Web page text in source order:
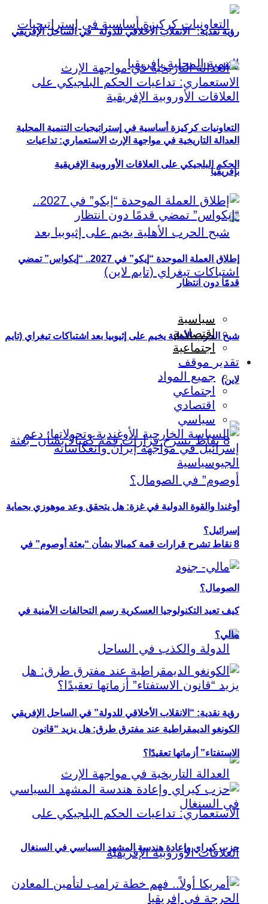
التعاونيات كركيزة أساسية في إستراتيجيات التنمية المحلية
بإفريقيا
شبح الحرب الأهلية يخيم على إثيوبيا بعد اشتباكات تيغراي (تايم
لاين)
8 نقاط تشرح قرارات قمة كمبالا بشأن “بعثة أوصوم” في
الصومال؟
رؤية نقدية: “الانقلاب الأخلاقي للدولة” في الساحل الإفريقي
رؤية نقدية: “الانقلاب الأخلاقي للدولة” في الساحل الإفريقي
العدالة التاريخية في مواجهة الإرث الاستعماري: تداعيات
الحكم البلجيكي على العلاقات الأوروبية الإفريقية
إطلاق العملة الموحدة “إيكو” في 2027.. “إيكواس” تمضي
قدمًا دون انتظار
سياسية
اقتصادية
اجتماعية
تقدير موقف
جميع المواد
اجتماعي
اقتصادي
سياسي
أوغندا والقوة الدولية في غزة: هل يتحقق وعد موهوزي بحماية
إسرائيل؟
كيف تعيد التكنولوجيا العسكرية رسم التحالفات الأمنية في
مالي؟
الكونغو الديمقراطية عند مفترق طرق: هل يزيد “قانون
الاستفتاء” أزماتها تعقيدًا؟
حزب كيراي وإعادة هندسة المشهد السياسي في السنغال